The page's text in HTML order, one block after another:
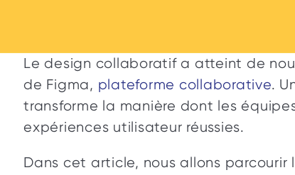
Le design collaboratif a atteint de
de Figma, plateforme collaborative.
transforme la manière dont les
expériences utilisateur réussies.
Dans cet article, nous allons parcourir